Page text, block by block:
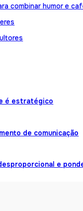
combinar humor e
é estratégico
de comunicação
e